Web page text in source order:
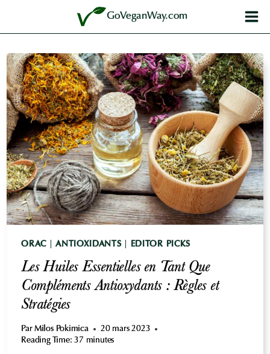
GoVeganWay.com
ORAC |ANTIOXIDANTS EDITOR PICKS
Les Huiles Essentielles en Tant Que
Compléments Antioxydants : Règles et
Stratégies
Par Milos Pokimica
20 mars 2023
Reading Time: 37 minutes